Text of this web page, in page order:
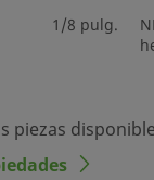
1/8 pulg.
piezas